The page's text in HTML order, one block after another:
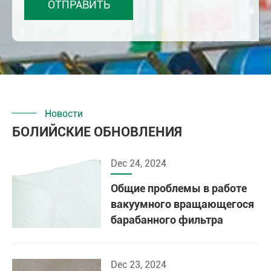
Новости
БОЛИЙСКИЕ ОБНОВЛЕНИЯ
Dec 24, 2024
Общие проблемы в работе
вакуумного вращающегося
барабанного фильтра
Dec 23, 2024